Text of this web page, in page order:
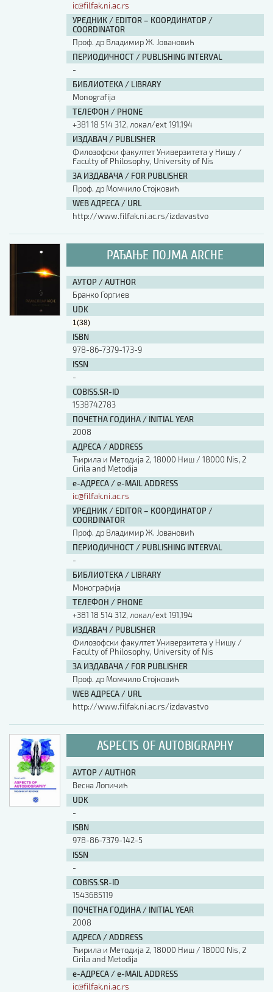
ic@filfak.ni.ac.rs
УРЕДНИК / EDITOR – КООРДИНАТОР /
COORDINATOR
Проф. др Владимир Ж. Јовановић
ПЕРИОДИЧНОСТ / PUBLISHING INTERVAL
-
БИБЛИОТЕКА / LIBRARY
Monografija
ТЕЛЕФОН / PHONE
+381 18 514 312, локал/ext 191,194
ИЗДАВАЧ / PUBLISHER
Филозофски факултет Универзитета у Нишу /
Faculty of Philosophy, University of Nis
ЗА ИЗДАВАЧА / FOR PUBLISHER
Проф. др Момчило Стојковић
WEB АДРЕСА / URL
http://www.filfak.ni.ac.rs/izdavastvo
РАЂАЊЕ ПОЈМА ARCHE
АУТОР / AUTHOR
Бранко Горгиев
UDK
1(38)
ISBN
978-86-7379-173-9
ISSN
-
COBISS.SR-ID
1538742783
ПОЧЕТНА ГОДИНА / INITIAL YEAR
2008
АДРЕСА / ADDRESS
Ћирила и Методија 2, 18000 Ниш / 18000 Nis, 2
Cirila and Metodija
е-АДРЕСА / e-MAIL ADDRESS
ic@filfak.ni.ac.rs
УРЕДНИК / EDITOR – КООРДИНАТОР /
COORDINATOR
Проф. др Владимир Ж. Јовановић
ПЕРИОДИЧНОСТ / PUBLISHING INTERVAL
-
БИБЛИОТЕКА / LIBRARY
Монографија
ТЕЛЕФОН / PHONE
+381 18 514 312, локал/ext 191,194
ИЗДАВАЧ / PUBLISHER
Филозофски факултет Универзитета у Нишу /
Faculty of Philosophy, University of Nis
ЗА ИЗДАВАЧА / FOR PUBLISHER
Проф. др Момчило Стојковић
WEB АДРЕСА / URL
http://www.filfak.ni.ac.rs/izdavastvo
ASPECTS OF AUTOBIGRAPHY
АУТОР / AUTHOR
Весна Лопичић
UDK
-
ISBN
978-86-7379-142-5
ISSN
-
COBISS.SR-ID
1543685119
ПОЧЕТНА ГОДИНА / INITIAL YEAR
2008
АДРЕСА / ADDRESS
Ћирила и Методија 2, 18000 Ниш / 18000 Nis, 2
Cirila and Metodija
е-АДРЕСА / e-MAIL ADDRESS
ic@filfak.ni.ac.rs